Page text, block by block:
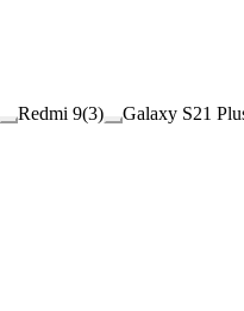
Redmi 9(3) Galaxy S21